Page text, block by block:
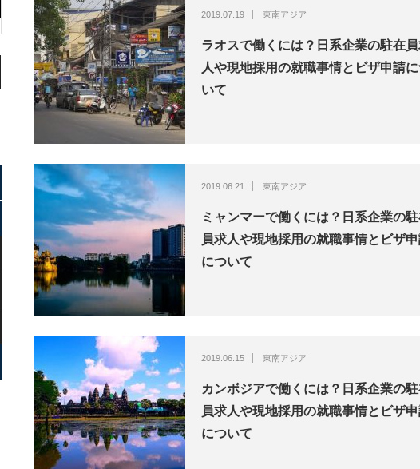
2019.07.19 東南アジア
ラオスで働くには？日系企業の駐在
人や現地採用の就職事情とビザ申請
いて
2019.06.21 東南アジア
ミャンマーで働くには？日系企業の
員求人や現地採用の就職事情とビザ
について
2019.06.15 東南アジア
カンボジアで働くには？日系企業の
員求人や現地採用の就職事情とビザ
について